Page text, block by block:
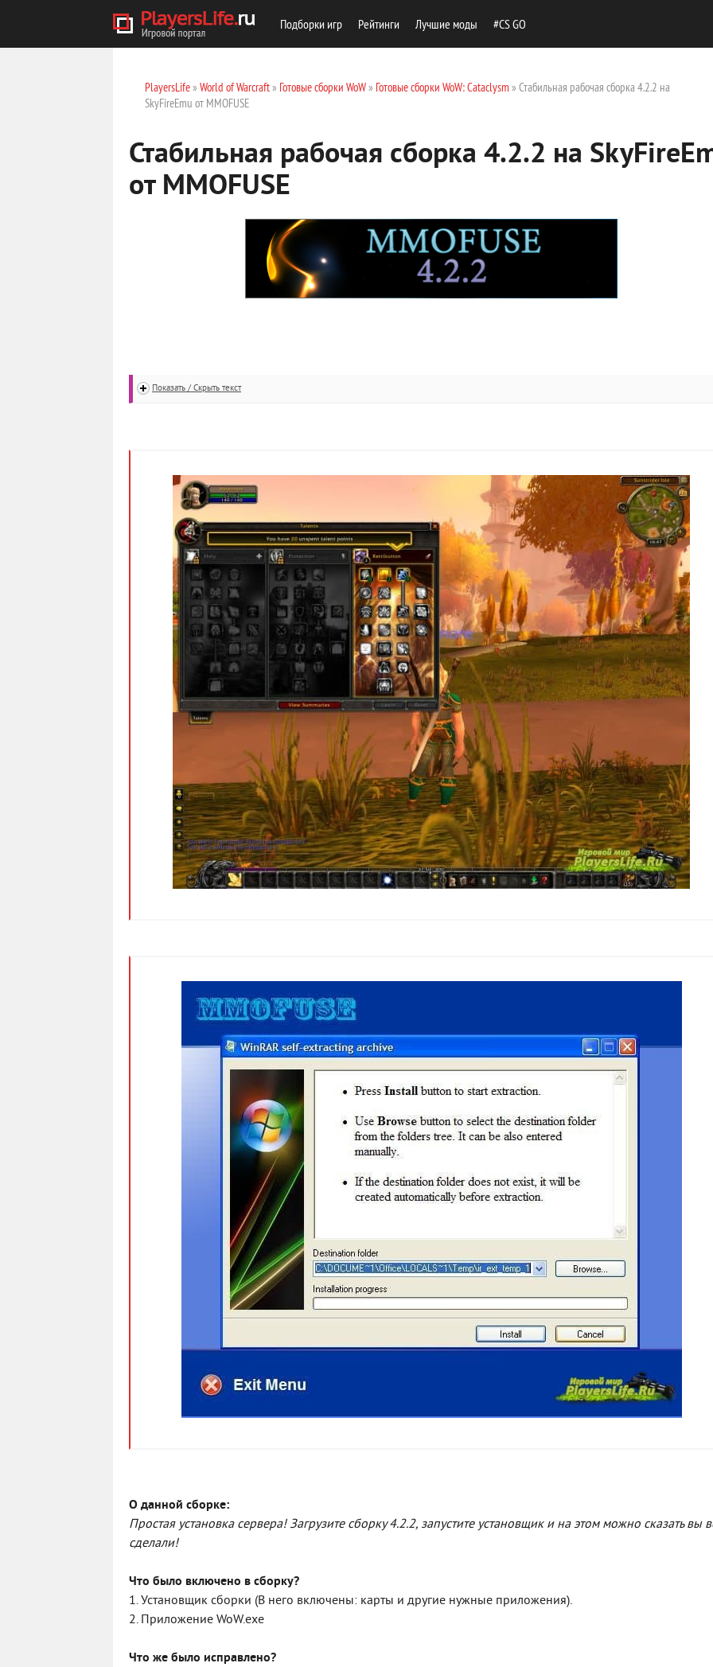
Подборки игр Рейтинги Лучшие моды #CS GO
PlayersLife» World of Warcraft» Готовые сборки WoW» Готовые сборки WoW: Cataclysm » Стабильная рабочая сборка 4.2.2 на
SkyFireEmu от MMOFUSE
Стабильная рабочая сборка 4.2.2 на
от MMOFUSE
Показать / Скрыть текст
О данной сборке:
Простая установка сервера! Загрузите сборку 4.2.2, запустите установщик и на этом можно сказать вы
сделали!
Что было включено в сборку?
1. Установщик сборки (В него включены: карты и другие нужные приложения).
2. Приложение WoW.exe
Что же было исправлено?